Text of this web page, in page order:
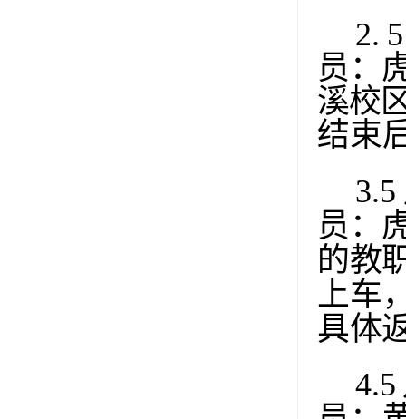
2. 5
员：
溪校
结束
3.5
员：
的教
上车
具体
4.5